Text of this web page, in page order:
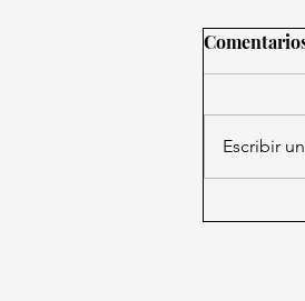
Laura
la
Escribir